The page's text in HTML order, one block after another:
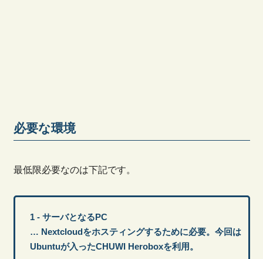
必要な環境
最低限必要なのは下記です。
サーバとなるPC
… Nextcloudをホスティングするために必要。今回は
Ubuntuが入ったCHUWI Heroboxを利用。